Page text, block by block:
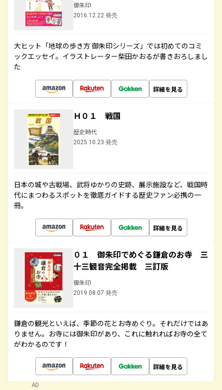
御朱印
2016.12.22 発売
大ヒット「地球の歩き方 御朱印シリーズ」では初めてのコミ
ックエッセイ。イラストレーター柴田かおるが書きおろしまし
た
詳細を見る
Ｈ０１ 戦国
歴史時代
2025.10.23 発売
日本の城や古戦場、武将ゆかりの史跡、展示施設など、戦国時
代にまつわるスポットを徹底ガイドする歴史ファン必携の一
冊。
詳細を見る
０１ 御朱印でめぐる鎌倉のお寺 三
十三観音完全掲載 三訂版
御朱印
2019.08.07 発売
鎌倉の観光といえば、季節の花とお寺めぐり。それだけではあ
りません。お寺には御朱印があり、これに触れればお寺の全て
がわかるのです！
詳細を見る
AD